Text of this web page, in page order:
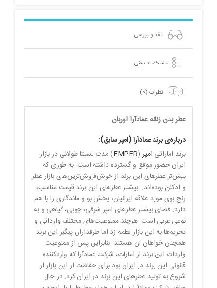
نقد و بررسی
مشخصات فنی
نظرات (0)
عطر بدن زنانه عمادآرا اوربان
درباره‌ی برند عمادآرا (امپر سابق):
برند اماراتی امپر(
EMPER) مدت نسبتا طولانی در بازار
ایران حضور موفق و گسترده داشته است. به طوری که
بیش‌تر عطرهای این برند از خوش‌فروش‌ترین‌های بازار عطر
و ادکلن بوده‌اند. بیشتر عطرهای این برند قیمت مناسب،
رنج بوی مورد علاقه ایرانیان، پخش بو و ماندگاری را با هم
دارد. فضای بیشتر عطرهای امپر شرقی، چوبی، گیاهی و به
نوعی عربی است. هرچند ممنوعیت‌های مختلف وارداتی و
تحریم‌ها به این بازار لطمه زد اما طرفداران پیگیر این برند
همچنان خواهان آن هستند. بنابراین پس از ممنوعیت
واردات این برند از امارات، شرکت عمادآرا که واردکننده
قانونی این برند در ایران بود برای حفاظت از این بازار از
شروع به تولید عطرهای این برند در ایران کرد. در حال